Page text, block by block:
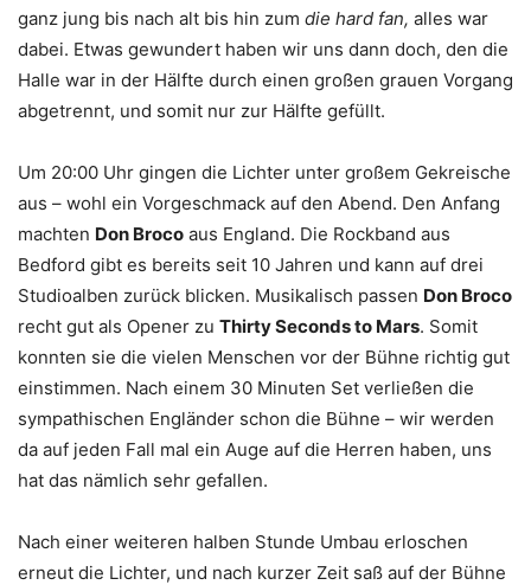
ganz jung bis nach alt bis hin zum die hard fan, alles war
dabei. Etwas gewundert haben wir uns dann doch, den die
Halle war in der Hälfte durch einen großen grauen Vorgang
abgetrennt, und somit nur zur Hälfte gefüllt.
Um 20:00 Uhr gingen die Lichter unter großem Gekreische
aus – wohl ein Vorgeschmack auf den Abend. Den Anfang
machten Don Broco aus England. Die Rockband aus
Bedford gibt es bereits seit 10 Jahren und kann auf drei
Studioalben zurück blicken. Musikalisch passen Don Broco
recht gut als Opener zu Thirty Seconds to Mars. Somit
konnten sie die vielen Menschen vor der Bühne richtig gut
einstimmen. Nach einem 30 Minuten Set verließen die
sympathischen Engländer schon die Bühne – wir werden
da auf jeden Fall mal ein Auge auf die Herren haben, uns
hat das nämlich sehr gefallen.
Nach einer weiteren halben Stunde Umbau erloschen
erneut die Lichter, und nach kurzer Zeit saß auf der Bühne